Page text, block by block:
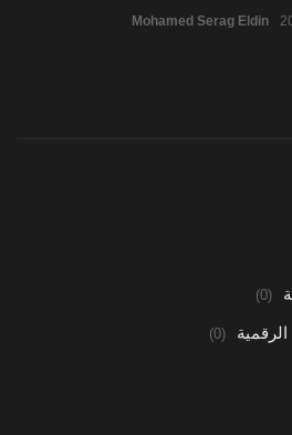
Mohamed Serag Eldin
(0)
(0)